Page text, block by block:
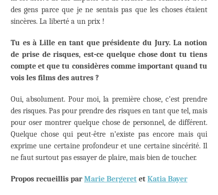
des gens parce que je ne sentais pas que les choses étaient
sincères. La liberté a un prix !
Tu es à Lille en tant que présidente du Jury. La notion
de prise de risques, est-ce quelque chose dont tu tiens
compte et que tu considères comme important quand tu
vois les films des autres ?
Oui, absolument. Pour moi, la première chose, c’est prendre
des risques. Pas pour prendre des risques en tant que tel, mais
pour oser montrer quelque chose de personnel, de différent.
Quelque chose qui peut-être n’existe pas encore mais qui
exprime une certaine profondeur et une certaine sincérité. Il
ne faut surtout pas essayer de plaire, mais bien de toucher.
Propos recueillis parMarie Bergeret et Katia Bayer